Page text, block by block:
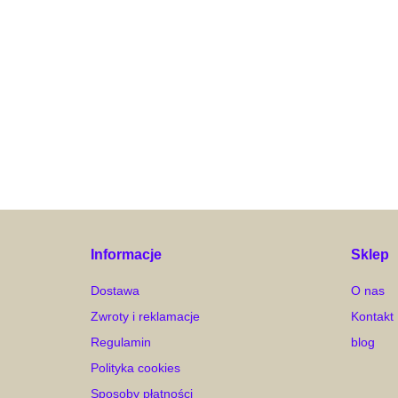
Informacje
Dostawa
Zwroty i reklamacje
Regulamin
Polityka cookies
Sposoby płatności
Sklep
O nas
Kontakt
blog